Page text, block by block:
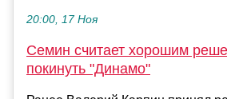
20:00, 17 Ноя
Семин считает хорошим
покинуть "Динамо"